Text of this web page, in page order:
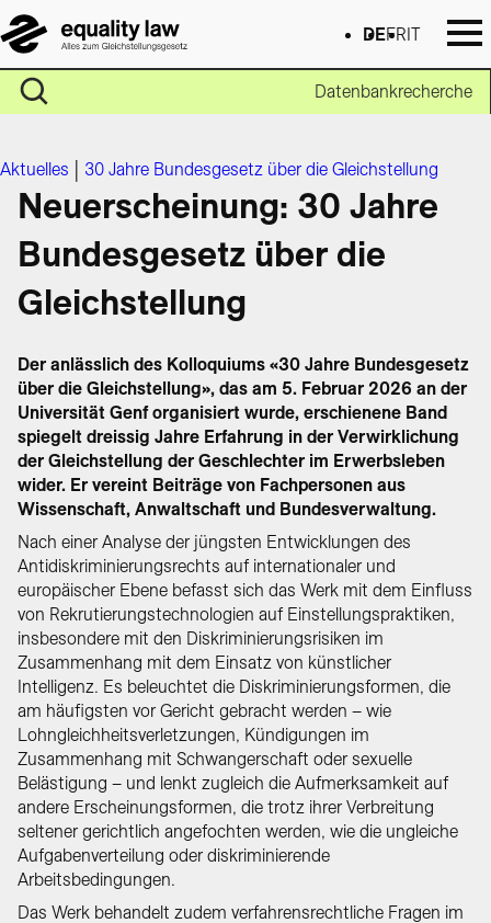
DEFR IT
Datenbankrecherche
Aktuelles 30 Jahre Bundesgesetz über die Gleichstellung
Neuerscheinung: 30 Jahre
Bundesgesetz über die
Gleichstellung
Der anlässlich des Kolloquiums «30 Jahre Bundesgesetz
über die Gleichstellung», das am 5. Februar 2026 an der
Universität Genf organisiert wurde, erschienene Band
spiegelt dreissig Jahre Erfahrung in der Verwirklichung
der Gleichstellung der Geschlechter im Erwerbsleben
wider. Er vereint Beiträge von Fachpersonen aus
Wissenschaft, Anwaltschaft und Bundesverwaltung.
Nach einer Analyse der jüngsten Entwicklungen des
Antidiskriminierungsrechts auf internationaler und
europäischer Ebene befasst sich das Werk mit dem Einfluss
von Rekrutierungstechnologien auf Einstellungspraktiken,
insbesondere mit den Diskriminierungsrisiken im
Zusammenhang mit dem Einsatz von künstlicher
Intelligenz. Es beleuchtet die Diskriminierungsformen, die
am häufigsten vor Gericht gebracht werden – wie
Lohngleichheitsverletzungen, Kündigungen im
Zusammenhang mit Schwangerschaft oder sexuelle
Belästigung – und lenkt zugleich die Aufmerksamkeit auf
andere Erscheinungsformen, die trotz ihrer Verbreitung
seltener gerichtlich angefochten werden, wie die ungleiche
Aufgabenverteilung oder diskriminierende
Arbeitsbedingungen.
Das Werk behandelt zudem verfahrensrechtliche Fragen im